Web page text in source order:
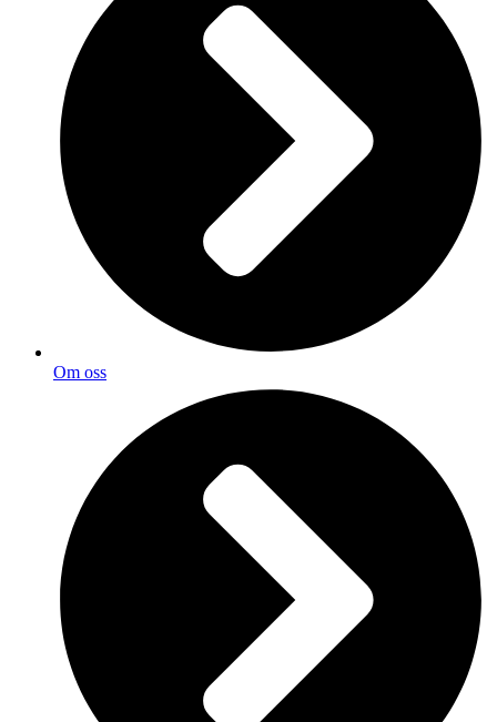
Om oss